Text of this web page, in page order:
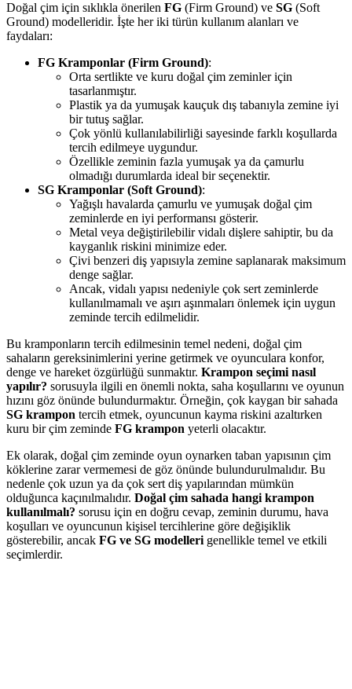
Doğal çim için sıklıkla önerilen FG (Firm Ground) ve SG (Soft
Ground) modelleridir. İşte her iki türün kullanım alanları ve
faydaları:
FG Kramponlar (Firm Ground):
Orta sertlikte ve kuru doğal çim zeminler için
tasarlanmıştır.
Plastik ya da yumuşak kauçuk dış tabanıyla zemine iyi
bir tutuş sağlar.
Çok yönlü kullanılabilirliği sayesinde farklı koşullarda
tercih edilmeye uygundur.
Özellikle zeminin fazla yumuşak ya da çamurlu
olmadığı durumlarda ideal bir seçenektir.
SG Kramponlar (Soft Ground):
Yağışlı havalarda çamurlu ve yumuşak doğal çim
zeminlerde en iyi performansı gösterir.
Metal veya değiştirilebilir vidalı dişlere sahiptir, bu da
kayganlık riskini minimize eder.
Çivi benzeri diş yapısıyla zemine saplanarak maksimum
denge sağlar.
Ancak, vidalı yapısı nedeniyle çok sert zeminlerde
kullanılmamalı ve aşırı aşınmaları önlemek için uygun
zeminde tercih edilmelidir.
Bu kramponların tercih edilmesinin temel nedeni, doğal çim
sahaların gereksinimlerini yerine getirmek ve oyunculara konfor,
denge ve hareket özgürlüğü sunmaktır. Krampon seçimi nasıl
yapılır? sorusuyla ilgili en önemli nokta, saha koşullarını ve oyunun
hızını göz önünde bulundurmaktır. Örneğin, çok kaygan bir sahada
SG krampon tercih etmek, oyuncunun kayma riskini azaltırken
kuru bir çim zeminde FG krampon yeterli olacaktır.
Ek olarak, doğal çim zeminde oyun oynarken taban yapısının çim
köklerine zarar vermemesi de göz önünde bulundurulmalıdır. Bu
nedenle çok uzun ya da çok sert diş yapılarından mümkün
olduğunca kaçınılmalıdır. Doğal çim sahada hangi krampon
kullanılmalı? sorusu için en doğru cevap, zeminin durumu, hava
koşulları ve oyuncunun kişisel tercihlerine göre değişiklik
gösterebilir, ancak FG ve SG modelleri genellikle temel ve etkili
seçimlerdir.